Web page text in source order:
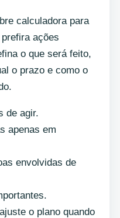
calculadora para
ações
o que será feito,
o prazo e como o
de agir.
apenas em
envolvidas de
o plano quando